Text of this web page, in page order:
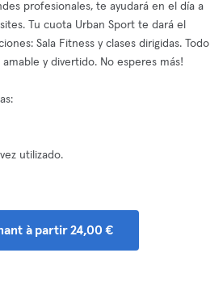
profesionales, te ayudará en el día a
Tu cuota Urban Sport te dará el
Sala Fitness y clases dirigidas. Todo
y divertido. No esperes más!
utilizado.
à partir 24,00 €